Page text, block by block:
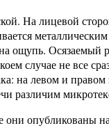
На лицевой
ощупь. Осязаемый
случае не все
на левом и
различим
опубликованы